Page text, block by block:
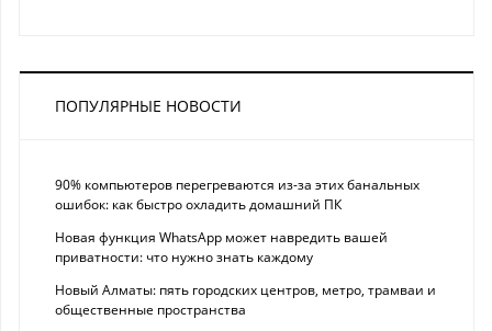
ПОПУЛЯРНЫЕ НОВОСТИ
90% компьютеров перегреваются из-за этих банальных
ошибок: как быстро охладить домашний ПК
Новая функция WhatsApp может навредить вашей
приватности: что нужно знать каждому
Новый Алматы: пять городских центров, метро, трамваи и
общественные пространства